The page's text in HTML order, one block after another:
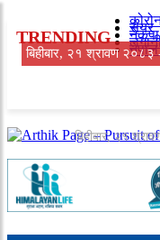
TRENDING सेयर
नेकपा
नेपाल
बिहीबार, २१
बिहीबार, २१ श्रावण